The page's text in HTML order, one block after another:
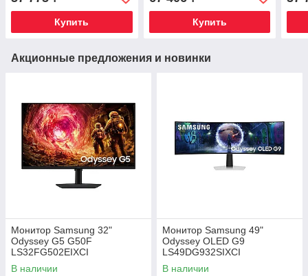
Купить Купить
Акционные предложения и новинки
Монитор Samsung 32"
Odyssey G5 G50F
LS32FG502EIXCI
В наличии
Монитор Samsung 49"
Odyssey OLED G9
LS49DG932SIXCI
В наличии